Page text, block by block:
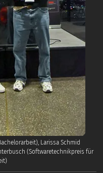
Larissa Schmid
(Softwaretechnikpreis für